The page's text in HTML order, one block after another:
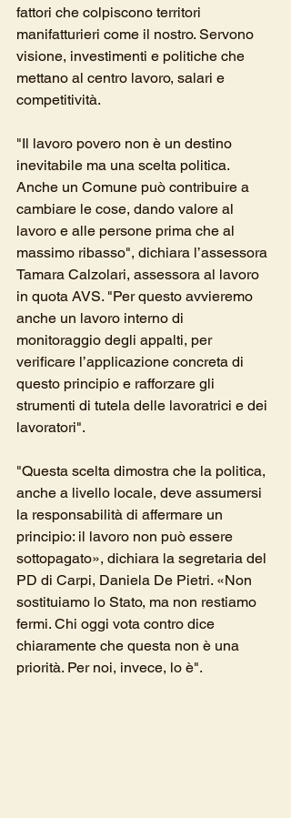
fattori che colpiscono territori
manifatturieri come il nostro. Servono
visione, investimenti e politiche che
mettano al centro lavoro, salari e
competitività.
"Il lavoro povero non è un destino
inevitabile ma una scelta politica.
Anche un Comune può contribuire a
cambiare le cose, dando valore al
lavoro e alle persone prima che al
massimo ribasso", dichiara l’assessora
Tamara Calzolari, assessora al lavoro
in quota AVS. "Per questo avvieremo
anche un lavoro interno di
monitoraggio degli appalti, per
verificare l’applicazione concreta di
questo principio e rafforzare gli
strumenti di tutela delle lavoratrici e dei
lavoratori".
"Questa scelta dimostra che la politica,
anche a livello locale, deve assumersi
la responsabilità di affermare un
principio: il lavoro non può essere
sottopagato», dichiara la segretaria del
PD di Carpi, Daniela De Pietri. «Non
sostituiamo lo Stato, ma non restiamo
fermi. Chi oggi vota contro dice
chiaramente che questa non è una
priorità. Per noi, invece, lo è".